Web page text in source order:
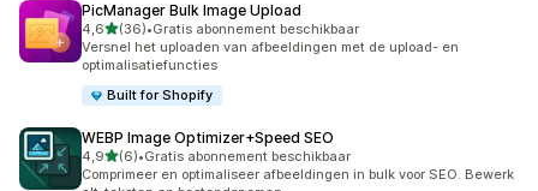
PicManager Bulk Image Upload
4,6van 5 sterren
(36)
36 recensies in totaal
•Gratis abonnement beschikbaar
Versnel het uploaden van afbeeldingen met de upload- en
optimalisatiefuncties
Built for Shopify
WEBP Image Optimizer+Speed SEO
4,9van 5 sterren
(6)
6 recensies in totaal
•Gratis abonnement beschikbaar
Comprimeer en optimaliseer afbeeldingen in bulk voor SEO. Bewerk